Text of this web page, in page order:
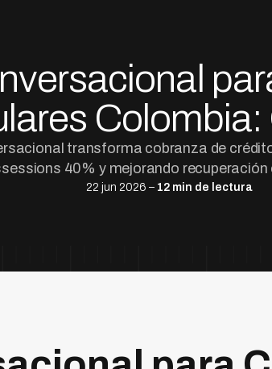
transforma cobranza de
40% y mejorando
22 jun 2026 – 12 min de lectura